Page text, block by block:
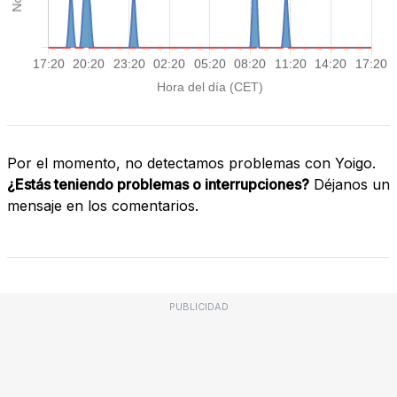
Por el momento, no detectamos problemas con Yoigo.
¿Estás teniendo problemas o interrupciones? Déjanos un
mensaje en los comentarios.
PUBLICIDAD